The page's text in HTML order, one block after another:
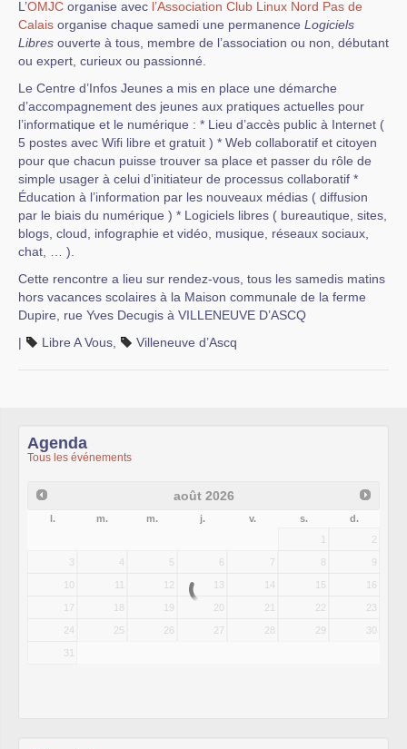
L’OMJC organise avec l’Association Club Linux Nord Pas de
Calais organise chaque samedi une permanence Logiciels
Libres ouverte à tous, membre de l’association ou non, débutant
ou expert, curieux ou passionné.
Le Centre d’Infos Jeunes a mis en place une démarche
d’accompagnement des jeunes aux pratiques actuelles pour
l’informatique et le numérique : * Lieu d’accès public à Internet (
5 postes avec Wifi libre et gratuit ) * Web collaboratif et citoyen
pour que chacun puisse trouver sa place et passer du rôle de
simple usager à celui d’initiateur de processus collaboratif *
Éducation à l’information par les nouveaux médias ( diffusion
par le biais du numérique ) * Logiciels libres ( bureautique, sites,
blogs, cloud, infographie et vidéo, musique, réseaux sociaux,
chat, … ).
Cette rencontre a lieu sur rendez-vous, tous les samedis matins
hors vacances scolaires à la Maison communale de la ferme
Dupire, rue Yves Decugis à VILLENEUVE D’ASCQ
|
Libre A Vous Villeneuve d’Ascq
Agenda
Tous les événements
août 2026
l. m. m. j. v. s.
d.
1
2
3 4 5 6 7 8 9
10 11 12 13 14 15 16
17 18 19 20 21 22 23
24 25 26 27 28 29 30
31